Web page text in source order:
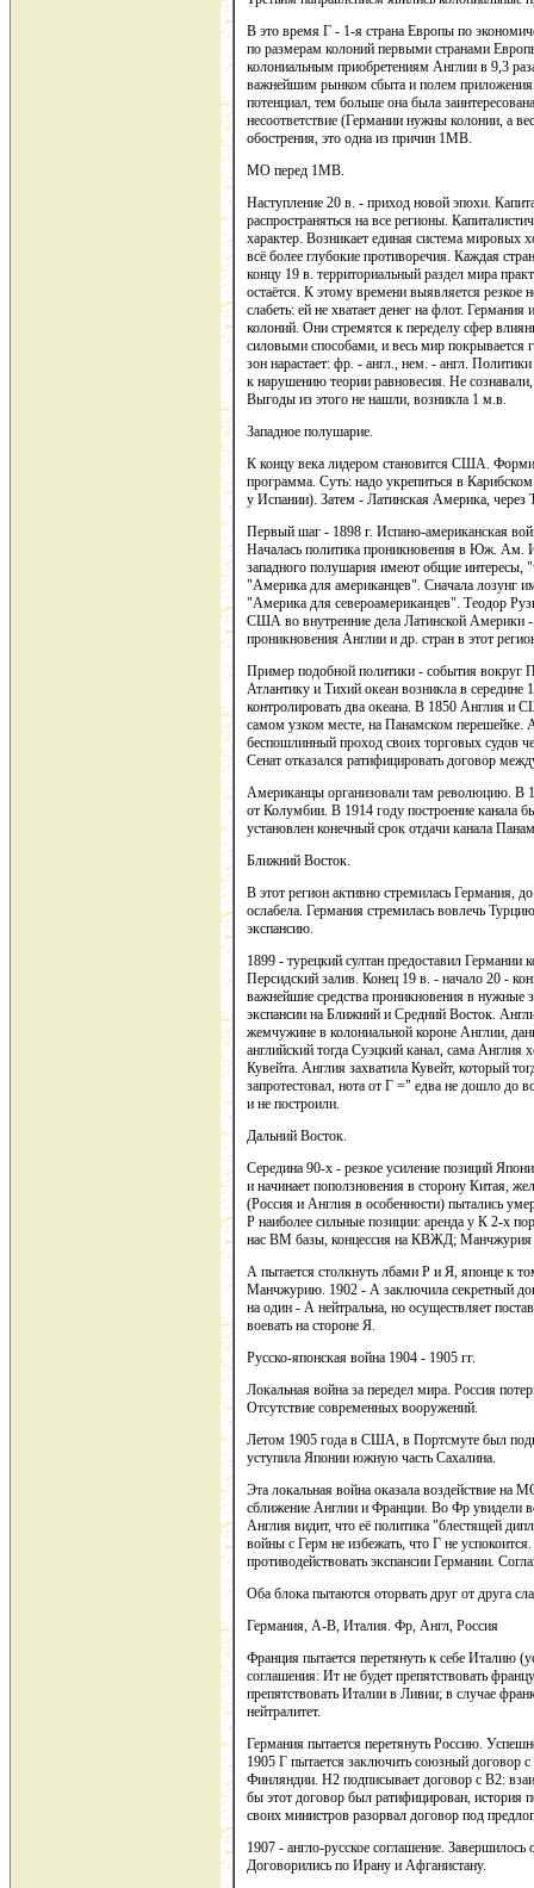
В это время Г - 1-я страна Европы по
по размерам колоний первыми странами
колониальным приобретениям Англии в 9,3
важнейшим рынком сбыта и полем
потенциал, тем больше она была
несоответствие (Германии нужны колонии, а
обострения, это одна из причин 1МВ.
МО перед 1МВ.
Наступление 20 в. - приход новой эпохи.
распространяться на все регионы.
характер. Возникает единая система мировых
всё более глубокие противоречия. Каждая
концу 19 в. территориальный раздел мира
остаётся. К этому времени выявляется резкое
слабеть: ей не хватает денег на флот.
колоний. Они стремятся к переделу сфер
силовыми способами, и весь мир покрывается
зон нарастает: фр. - англ., нем. - англ.
к нарушению теории равновесия. Не
Выгоды из этого не нашли, возникла 1 м.в.
Западное полушарие.
К концу века лидером становится США.
программа. Суть: надо укрепиться в
у Испании). Затем - Латинская Америка,
Первый шаг - 1898 г. Испано-американская
Началась политика проникновения в Юж. Ам.
западного полушария имеют общие интересы,
"Америка для американцев". Сначала лозунг
"Америка для североамериканцев". Теодор
США во внутренние дела Латинской Америки
проникновения Англии и др. стран в этот
Пример подобной политики - события вокруг
Атлантику и Тихий океан возникла в
контролировать два океана. В 1850 Англия и
самом узком месте, на Панамском перешейке.
беспошлинный проход своих торговых судов
Сенат отказался ратифицировать договор
Американцы организовали там революцию. В
от Колумбии. В 1914 году построение канала
установлен конечный срок отдачи канала
Ближний Восток.
В этот регион активно стремилась Германия,
ослабела. Германия стремилась вовлечь
экспансию.
1899 - турецкий султан предоставил Германии
Персидский залив. Конец 19 в. - начало 20 -
важнейшие средства проникновения в
экспансии на Ближний и Средний Восток.
жемчужине в колониальной короне Англии,
английский тогда Суэцкий канал, сама Англия
Кувейта. Англия захватила Кувейт, который
запротестовал, нота от Г =" едва не дошло
и не построили.
Дальний Восток.
Середина 90-х - резкое усиление позиций
и начинает поползновения в сторону Китая,
(Россия и Англия в особенности) пытались
Р наиболее сильные позиции: аренда у К 2-х
нас ВМ базы, концессия на КВЖД; Манчжурия
А пытается столкнуть лбами Р и Я, японце к
Манчжурию. 1902 - А заключила секретный
на один - А нейтральна, но осуществляет
воевать на стороне Я.
Русско-японская война 1904 - 1905 гг.
Локальная война за передел мира. Россия
Отсутствие современных вооружений.
Летом 1905 года в США, в Портсмуте был
уступила Японии южную часть Сахалина.
Эта локальная война оказала воздействие
сближение Англии и Франции. Во Фр увидели
Англия видит, что её политика "блестящей
войны с Герм не избежать, что Г не
противодействовать экспансии Германии.
Оба блока пытаются оторвать друг от друга
Германия, А-В, Италия. Фр, Англ, Россия
Франция пытается перетянуть к себе Италию
соглашения: Ит не будет препятствовать
препятствовать Италии в Ливии; в случае
нейтралитет.
Германия пытается перетянуть Россию.
1905 Г пытается заключить союзный договор
Финляндии. Н2 подписывает договор с В2:
бы этот договор был ратифицирован,
своих министров разорвал договор под
1907 - англо-русское соглашение.
Договорились по Ирану и Афганистану.